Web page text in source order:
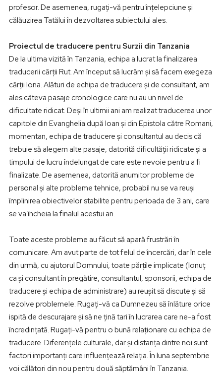
profesor. De asemenea, rugați-vă pentru înțelepciune și
călăuzirea Tatălui în dezvoltarea subiectului ales.
Proiectul de traducere pentru Surzii din Tanzania
De la ultima vizită în Tanzania, echipa a lucrat la finalizarea
traducerii cărții Rut. Am început să lucrăm și să facem exegeza
cărții Iona. Alături de echipa de traducere și de consultant, am
ales câteva pasaje cronologice care nu au un nivel de
dificultate ridicat. Deși în ultimii ani am realizat traducerea unor
capitole din Evanghelia după Ioan și din Epistola către Romani,
momentan, echipa de traducere și consultantul au decis că
trebuie să alegem alte pasaje, datorită dificultății ridicate și a
timpului de lucru îndelungat de care este nevoie pentru a fi
finalizate. De asemenea, datorită anumitor probleme de
personal și alte probleme tehnice, probabil nu se va reuși
împlinirea obiectivelor stabilite pentru perioada de 3 ani, care
se va încheia la finalul acestui an.
Toate aceste probleme au făcut să apară frustrări în
comunicare. Am avut parte de tot felul de încercări, dar în cele
din urmă, cu ajutorul Domnului, toate părțile implicate (Ionuț
ca și consultant în pregătire, consultantul, sponsorii, echipa de
traducere și echipa de administrare) au reușit să discute și să
rezolve problemele. Rugați-vă ca Dumnezeu să înlăture orice
ispită de descurajare și să ne țină tari în lucrarea care ne-a fost
încredințată. Rugați-vă pentru o bună relaționare cu echipa de
traducere. Diferențele culturale, dar și distanța dintre noi sunt
factori importanți care influențează relația. În luna septembrie
voi călători din nou pentru două săptămâni în Tanzania.